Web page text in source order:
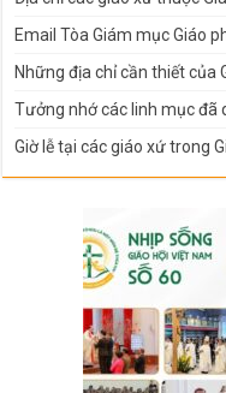
Email Tòa Giám mục Giáo
Những địa chỉ cần thiết của
Tưởng nhớ các linh mục đã
Giờ lễ tại các giáo xứ trong